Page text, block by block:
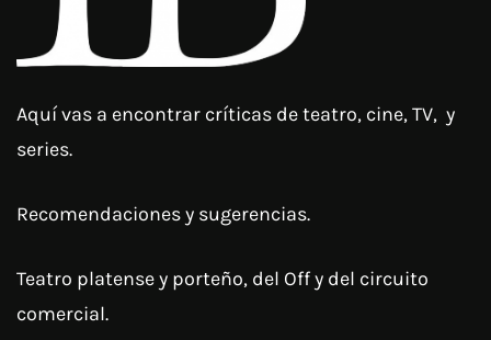
Aquí vas a encontrar críticas de teatro, cine, TV, y
series.
Recomendaciones y sugerencias.
Teatro platense y porteño, del Off y del circuito
comercial.